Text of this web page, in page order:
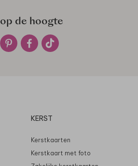
de hoogte
KERST
Kerstkaarten
Kerstkaart met foto